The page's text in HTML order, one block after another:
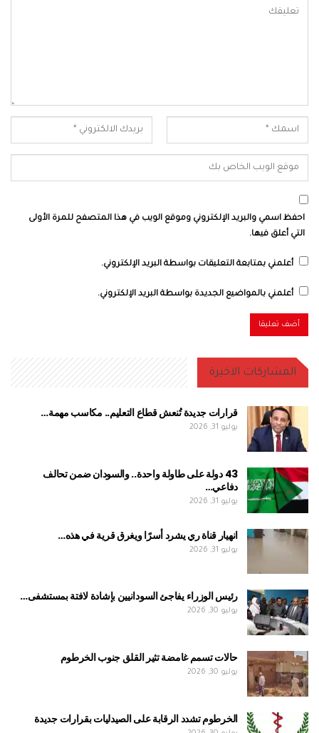
احفظ اسمي والبريد الإلكتروني وموقع الويب في هذا المتصفح للمرة الأولى
التي أعلق فيها.
أعلمني بمتابعة التعليقات بواسطة البريد الإلكتروني.
أعلمني بالمواضيع الجديدة بواسطة البريد الإلكتروني.
المشاركات الاخيرة
قرارات جديدة تُنعش قطاع التعليم.. مكاسب مهمة…
يوليو 31, 2026
43 دولة على طاولة واحدة.. والسودان ضمن تحالف
دفاعي…
يوليو 31, 2026
انهيار قناة ري يشرد أسرًا ويغرق قرية في هذه…
يوليو 31, 2026
رئيس الوزراء يفاجئ السودانيين بإشادة لافتة بمستشفى…
يوليو 30, 2026
حالات تسمم غامضة تثير القلق جنوب الخرطوم
يوليو 30, 2026
الخرطوم تشدد الرقابة على الصيدليات بقرارات جديدة